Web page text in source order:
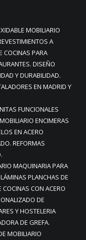
MOBILIARIO
A
COCINAS PARA
DISEÑO
Y DURABILIDAD.
EN MADRID Y
FUNCIONALES
ENCIMERAS
EN ACERO
REFORMAS
MAQUINARIA PARA
PLANCHAS DE
COCINAS CON ACERO
DE
Y HOSTELERIA
DE GREFA.
MOBILIARIO